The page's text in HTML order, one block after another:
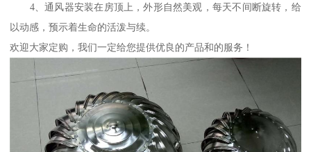
4、通风器安装在房顶上，外形自然美观，每天不间断旋转，给
以动感，预示着生命的活泼与续。
欢迎大家定购，我们一定给您提供优良的产品和的服务！